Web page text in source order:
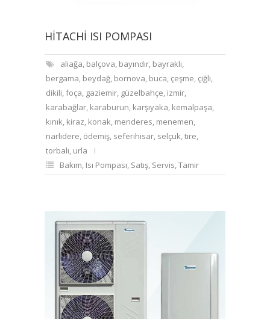
HITACHI ISI POMPASI
aliağa, balçova, bayındır, bayraklı,
bergama, beydağ, bornova, buca, çeşme, çiğli,
dikili,foça, gaziemir, güzelbahçe, izmir,
karabağlar, karaburun, karşıyaka, kemalpaşa,
kınık, kiraz, konak, menderes, menemen,
narlıdere, ödemiş, seferihisar, selçuk,tire,
torbalı, urla
Bakım, Isı Pompası, Satış, Servis,Tamir